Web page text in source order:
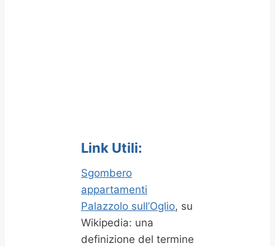
Link Utili:
Sgombero
appartamenti
Palazzolo sull’Oglio, su
Wikipedia: una
definizione del termine